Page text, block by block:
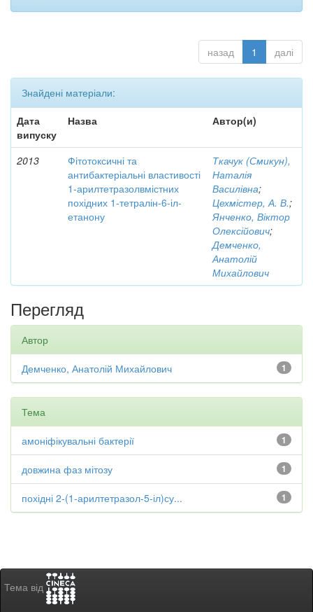
назад 1 далі
Знайдені матеріали:
Дата
випуску
Назва Автор(и)
2013
Фітотоксичні та
антибактеріальні властивості
1-арилтетразолвмістних
похідних 1-тетралін-6-іл-
етанону
Ткачук (Смикун),
Наталія
Василівна;
Цехмістер, А. В.;
Янченко, Віктор
Олексійович;
Демченко,
Анатолій
Михайлович
Перегляд
Автор
1
Демченко, Анатолій Михайлович
Тема
1
амоніфікувальні бактерії
1
довжина фаз мітозу
1
похідні 2-(1-арилтетразол-5-іл)су...
Тема від